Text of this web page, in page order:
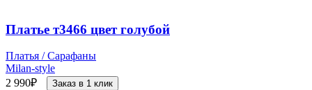
Платье т3466 цвет голубой
Платья / Сарафаны
Milan-style
2 990₽ Заказ в 1 клик